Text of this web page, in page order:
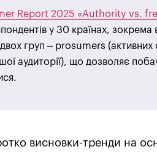
Report 2025 «Authority vs.
у 30 країнах, зокрема
груп – prosumers
аудиторії), що дозволяє
висновки-тренди на